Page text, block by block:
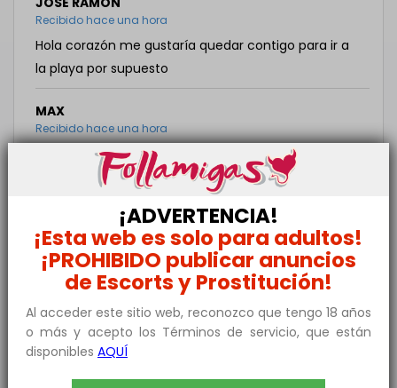
Recibido hace una hora
Hola corazón me gustaría quedar contigo para ir a
la playa por supuesto
MAX
Recibido hace una hora
Hola cielo como estás vivo en Algeciras
Recibido hace una hora
Hola, Busco amistades en Tarifa. Playa, surf, salir de
noche Soy muy divertido! (no tan guapo jeje) estoy
hasta el 8 de agosto. TARIFA
ISMAEL
Recibido Hoy
¡ADVERTENCIA!
¡Esta web es solo para adultos!
¡PROHIBIDO publicar anuncios
de Escorts y Prostitución!
Al acceder este sitio web, reconozco que tengo 18 años
o más y acepto los Términos de servicio, que están
disponibles AQUÍ